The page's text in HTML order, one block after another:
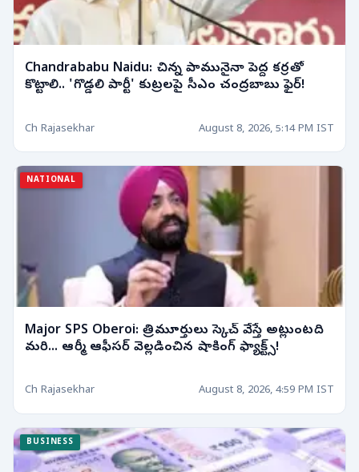
Chandrababu Naidu: చిన్న పామునైనా పెద్ద కర్రతో
కొట్టాలి.. 'గొడ్డలి పార్టీ' కుట్రలపై సీఎం చంద్రబాబు ఫైర్!
Ch Rajasekhar August 8, 2026, 5:14 PM IST
NATIONAL
Major SPS Oberoi: త్రిమూర్తులు స్కెచ్ వేస్తే అట్లుంటది
మరి... ఆర్మీ ఆఫీసర్ వెల్లడించిన షాకింగ్ ఫ్యాక్ట్స్!
Ch Rajasekhar August 8, 2026, 4:59 PM IST
BUSINESS